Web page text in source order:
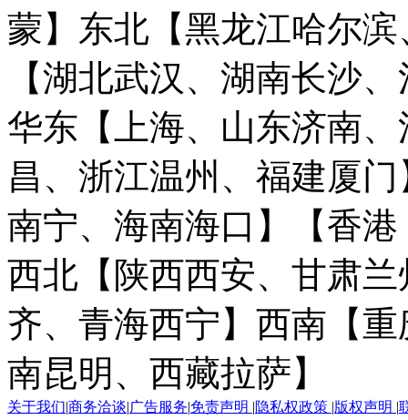
蒙】 东北【黑龙江哈尔
【湖北武汉、湖南长沙
华东【上海、山东济南
昌、浙江温州、福建厦门
南宁、海南海口】
【香
西北【陕西西安、甘肃
齐、青海西宁】 西南【
南昆明、西藏拉萨】
关于我们|商务洽谈|广告服务|免责声明 |隐私权政策 |版权声明 |